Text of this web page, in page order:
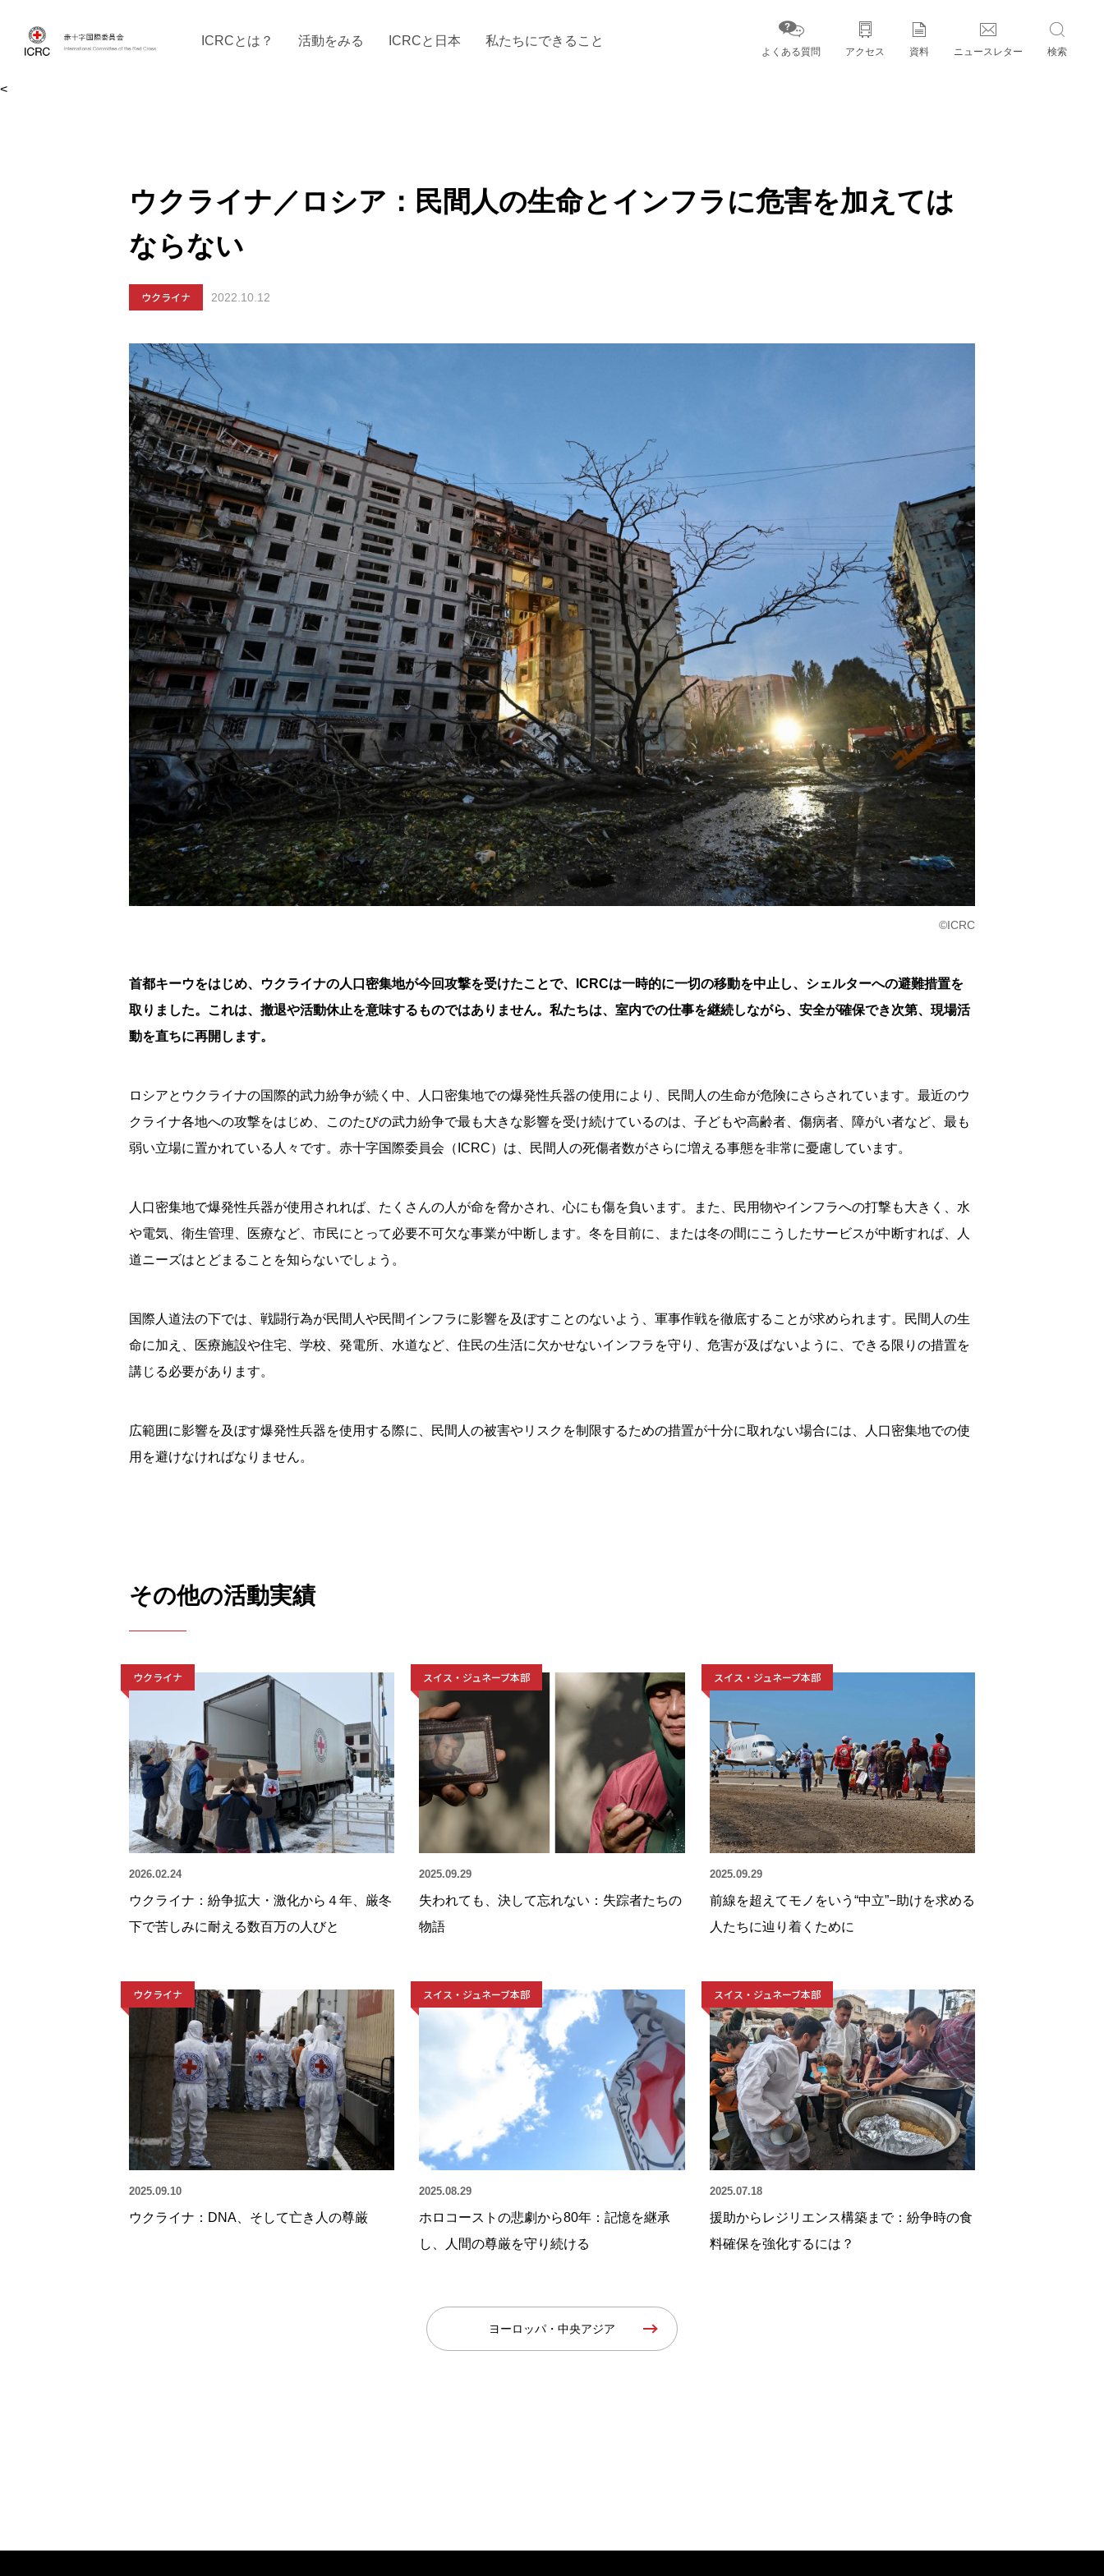
<
よくある質問 アクセス 資料 ニュースレター 検索
ICRCとは？ 活動をみる ICRCと日本 私たちにできること
ウクライナ／ロシア：民間人の生命とインフラに危害を加えては
ならない
ウクライナ 2022.10.12
©ICRC
首都キーウをはじめ、ウクライナの人口密集地が今回攻撃を受けたことで、ICRCは一時的に一切の移動を中止し、シェルターへの避難措置を
取りました。これは、撤退や活動休止を意味するものではありません。私たちは、室内での仕事を継続しながら、安全が確保でき次第、現場活
動を直ちに再開します。
ロシアとウクライナの国際的武力紛争が続く中、人口密集地での爆発性兵器の使用により、民間人の生命が危険にさらされています。最近のウ
クライナ各地への攻撃をはじめ、このたびの武力紛争で最も大きな影響を受け続けているのは、子どもや高齢者、傷病者、障がい者など、最も
弱い立場に置かれている人々です。赤十字国際委員会（ICRC）は、民間人の死傷者数がさらに増える事態を非常に憂慮しています。
人口密集地で爆発性兵器が使用されれば、たくさんの人が命を脅かされ、心にも傷を負います。また、民用物やインフラへの打撃も大きく、水
や電気、衛生管理、医療など、市民にとって必要不可欠な事業が中断します。冬を目前に、または冬の間にこうしたサービスが中断すれば、人
道ニーズはとどまることを知らないでしょう。
国際人道法の下では、戦闘行為が民間人や民間インフラに影響を及ぼすことのないよう、軍事作戦を徹底することが求められます。民間人の生
命に加え、医療施設や住宅、学校、発電所、水道など、住民の生活に欠かせないインフラを守り、危害が及ばないように、できる限りの措置を
講じる必要があります。
広範囲に影響を及ぼす爆発性兵器を使用する際に、民間人の被害やリスクを制限するための措置が十分に取れない場合には、人口密集地での使
用を避けなければなりません。
その他の活動実績
ウクライナ
2026.02.24
ウクライナ：紛争拡大・激化から４年、厳冬
下で苦しみに耐える数百万の人びと
スイス・ジュネーブ本部
2025.09.29
失われても、決して忘れない：失踪者たちの
物語
スイス・ジュネーブ本部
2025.09.29
前線を超えてモノをいう“中立”−助けを求める
人たちに辿り着くために
ウクライナ
2025.09.10
ウクライナ：DNA、そして亡き人の尊厳
スイス・ジュネーブ本部
2025.08.29
ホロコーストの悲劇から80年：記憶を継承
し、人間の尊厳を守り続ける
スイス・ジュネーブ本部
2025.07.18
援助からレジリエンス構築まで：紛争時の食
料確保を強化するには？
ヨーロッパ・中央アジア